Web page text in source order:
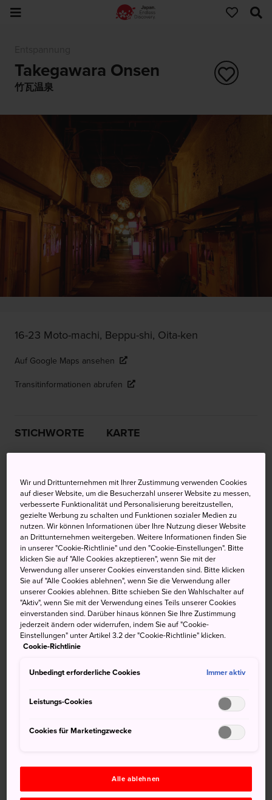
Takegawara Onsen
竹瓦温泉
16-23 Moto-machi, Beppu-shi, Oita-ken
Auf Google Maps ansehen
Transitinformationen abrufen
STICHWORTE KARTE
Sandbädern
Das 1879 erbaute Takegawara Onsen ist eine der ältesten
und bekanntesten heißen Quellen in Beppu.
Kurzinfo
Der Name Takegawara bezieht sich auf das
ursprüngliche Dach des Gebäudes, das mit Bambusstroh
gedeckt war.
von Beppu.
Jahre 1938.
Sie können das Onsen mit dem Zug erreichen.
Wir und Drittunternehmen mit Ihrer Zustimmung verwenden Cookies
auf dieser Website, um die Besucherzahl unserer Website zu messen,
verbesserte Funktionalität und Personalisierung bereitzustellen,
gezielte Werbung zu schalten und Funktionen sozialer Medien zu
nutzen. Wir können Informationen über Ihre Nutzung dieser Website
an Drittunternehmen weitergeben. Weitere Informationen finden Sie
in unserer "Cookie-Richtlinie" und den "Cookie-Einstellungen". Bitte
klicken Sie auf "Alle Cookies akzeptieren", wenn Sie mit der
Verwendung aller unserer Cookies einverstanden sind. Bitte klicken
Sie auf "Alle Cookies ablehnen", wenn Sie die Verwendung aller
unserer Cookies ablehnen. Bitte schieben Sie den Wahlschalter auf
"Aktiv", wenn Sie mit der Verwendung eines Teils unserer Cookies
einverstanden sind. Darüber hinaus können Sie Ihre Zustimmung
jederzeit ändern oder widerrufen, indem Sie auf "Cookie-
Einstellungen" unter Artikel 3.2 der "Cookie-Richtlinie" klicken.
Cookie-Richtlinie
Unbedingt erforderliche Cookies Immer aktiv
Leistungs-Cookies
Cookies für Marketingzwecke
Alle ablehnen